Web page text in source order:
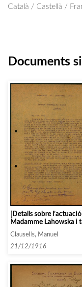
Català / Castellà /
Documents
[Detalls sobre
Madamme Lahowska i
Clausells, Manuel
21/12/1916